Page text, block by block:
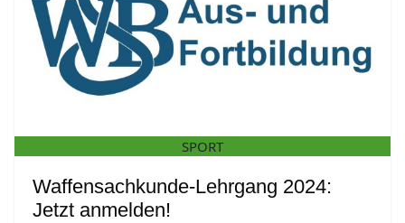
SPORT
Waffensachkunde-Lehrgang 2024:
Jetzt anmelden!